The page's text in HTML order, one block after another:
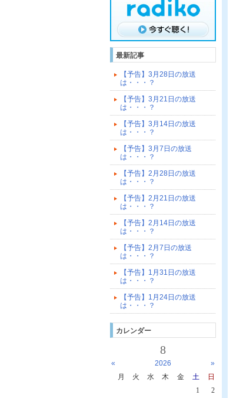
最新記事
【予告】3月28日の放送
は・・・？
【予告】3月21日の放送
は・・・？
【予告】3月14日の放送
は・・・？
【予告】3月7日の放送
は・・・？
【予告】2月28日の放送
は・・・？
【予告】2月21日の放送
は・・・？
【予告】2月14日の放送
は・・・？
【予告】2月7日の放送
は・・・？
【予告】1月31日の放送
は・・・？
【予告】1月24日の放送
は・・・？
カレンダー
8
« 2026
»
月
火 水 木 金 土
日
1
2